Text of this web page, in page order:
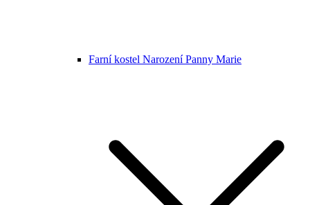
Farní kostel Narození Panny Marie